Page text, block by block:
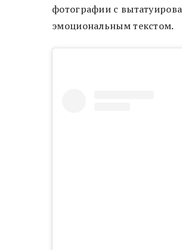
фотографии с
эмоциональным текстом.